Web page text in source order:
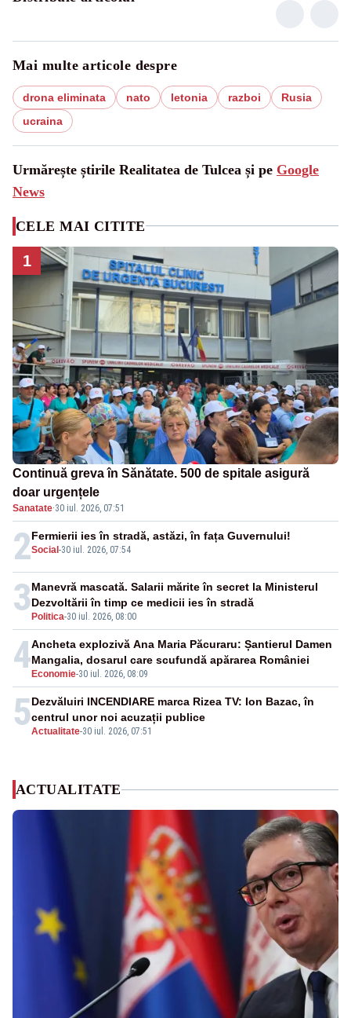
Mai multe articole despre
drona eliminata nato letonia razboi
Rusia
ucraina
Urmărește știrile Realitatea de Tulcea și pe Google
News
CELE MAI CITITE
1
Continuă greva în Sănătate. 500 de spitale asigură
doar urgențele
Sanatate·30 iul. 2026, 07:51
2Social -30 iul. 2026, 07:54
Fermierii ies în stradă, astăzi, în fața Guvernului!
3 Politica-30 iul. 2026, 08:00
Manevră mascată. Salarii mărite în secret la Ministerul
Dezvoltării în timp ce medicii ies în stradă
4 Economie-30 iul. 2026, 08:09
Ancheta explozivă Ana Maria Păcuraru: Șantierul Damen
Mangalia, dosarul care scufundă apărarea României
5Actualitate-30 iul. 2026, 07:51
Dezvăluiri INCENDIARE marca Rizea TV: Ion Bazac, în
centrul unor noi acuzații publice
ACTUALITATE